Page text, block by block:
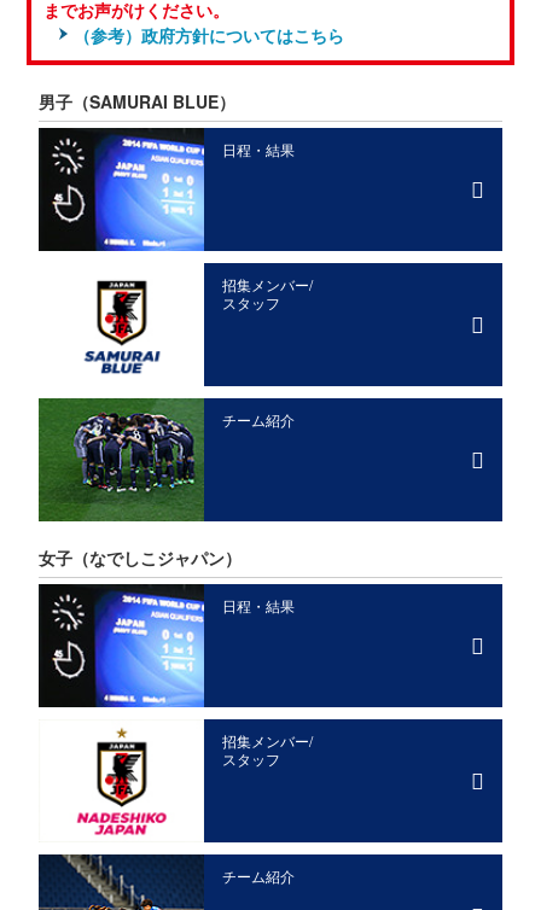
までお声がけください。
（参考）政府方針についてはこちら
男子 （SAMURAI BLUE）
日程・結果
招集メンバー/
スタッフ
チーム紹介
女子 （なでしこジャパン）
日程・結果
招集メンバー/
スタッフ
チーム紹介